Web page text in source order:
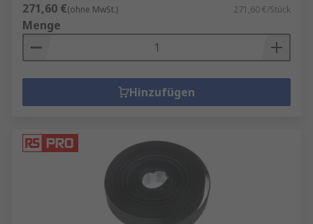
271,60 €(ohne MwSt.) 271,60 €/Stück
Menge
Hinzufügen